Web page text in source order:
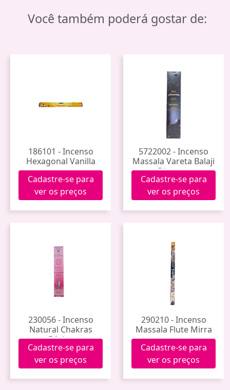
Você também poderá gostar de:
186101 - Incenso
Hexagonal Vanilla
Cadastre-se para
ver os preços
5722002 - Incenso
Massala Vareta Balaji
Dharma
Cadastre-se para
ver os preços
230056 - Incenso
Natural Chakras
Básico
Cadastre-se para
ver os preços
290210 - Incenso
Massala Flute Mirra
Cadastre-se para
ver os preços